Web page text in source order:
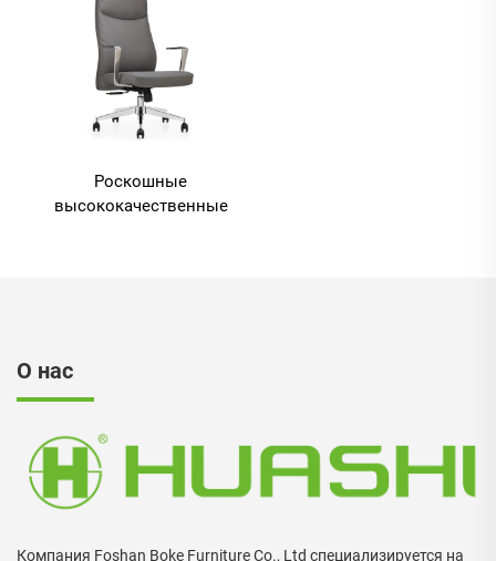
офисные стулья с
подъемной функцией
Лучшие кожаные
офисные мебели из пу
Роскошные
высококачественные
О нас
Компания Foshan Boke Furniture Co., Ltd специализируется на